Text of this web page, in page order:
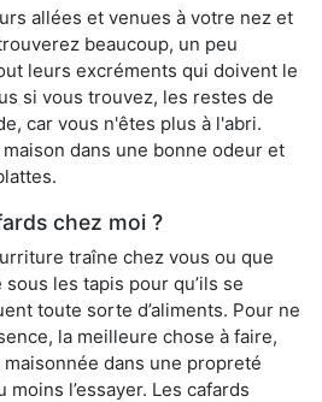
allées et venues à votre nez et
beaucoup, un peu
leurs excréments qui doivent le
si vous trouvez, les restes de
car vous n'êtes plus à l'abri.
dans une bonne odeur et
chez moi ?
traîne chez vous ou que
les tapis pour qu’ils se
toute sorte d’aliments. Pour ne
la meilleure chose à faire,
dans une propreté
l’essayer. Les cafards